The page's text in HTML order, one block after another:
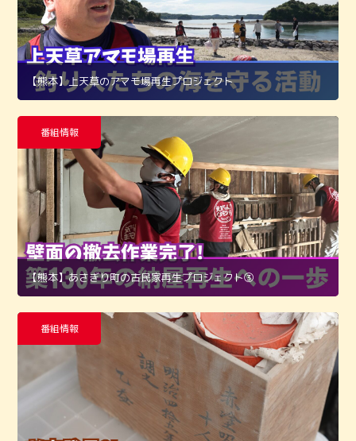
【熊本】上天草のアマモ場再生プロジェクト
番組情報
【熊本】あさぎり町の古民家再生プロジェクト➂
番組情報